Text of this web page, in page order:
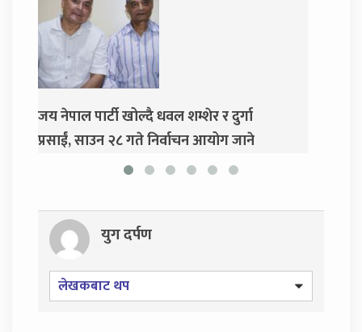
र दुर्गा
आयोग जाने
दुर्गा प्रसाईंलाई रिहा गर्न अदालतको आदेश
युग दर्पण
लेखकबाट थप